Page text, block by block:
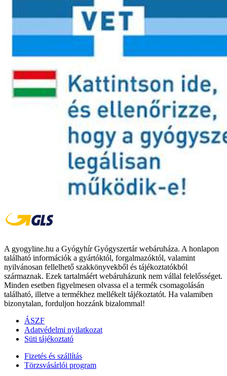
A gyogyline.hu a Gyógyhír Gyógyszertár webáruháza. A honlapon
található információk a gyártóktól, forgalmazóktól, valamint
nyilvánosan fellelhető szakkönyvekből és tájékoztatókból
származnak. Ezek tartalmáért webáruházunk nem vállal felelősséget.
Minden esetben figyelmesen olvassa el a termék csomagolásán
található, illetve a termékhez mellékelt tájékoztatót. Ha valamiben
bizonytalan, forduljon hozzánk bizalommal!
ÁSZF
Adatvédelmi nyilatkozat
Süti tájékoztató
Fizetés és szállítás
Törzsvásárlói program